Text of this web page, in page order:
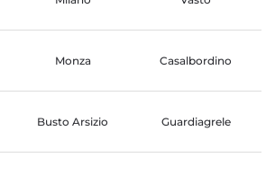
Monza Casalbordino
Busto Arsizio Guardiagrele